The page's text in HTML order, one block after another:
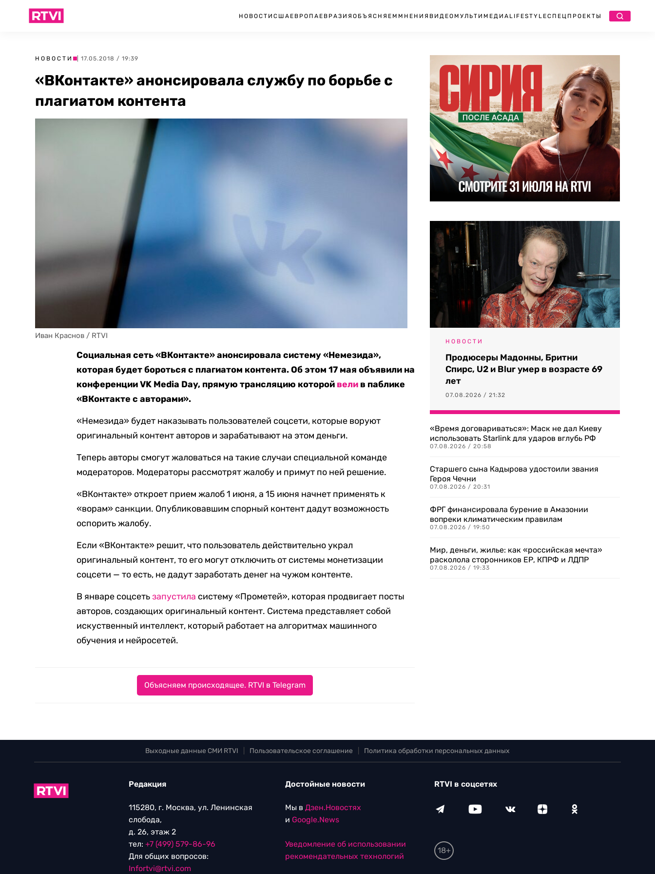
НОВОСТИ США ЕВРОПА ЕВРАЗИЯ ОБЪЯСНЯЕМ МНЕНИЯ ВИДЕО МУЛЬТИМЕДИА LIFESTYLEСПЕЦПРОЕКТЫ
НОВОСТИ | 17.05.2018 / 19:39
«ВКонтакте» анонсировала службу по борьбе с
плагиатом контента
Иван Краснов / RTVI
Социальная сеть «ВКонтакте» анонсировала систему «Немезида»,
которая будет бороться с плагиатом контента. Об этом 17 мая объявили на
конференции VK Media Day, прямую трансляцию которой вели в паблике
«ВКонтакте с авторами».
«Немезида» будет наказывать пользователей соцсети, которые воруют
оригинальный контент авторов и зарабатывают на этом деньги.
Теперь авторы смогут жаловаться на такие случаи специальной команде
модераторов. Модераторы рассмотрят жалобу и примут по ней решение.
«ВКонтакте» откроет прием жалоб 1 июня, а 15 июня начнет применять к
«ворам» санкции. Опубликовавшим спорный контент дадут возможность
оспорить жалобу.
Если «ВКонтакте» решит, что пользователь действительно украл
оригинальный контент, то его могут отключить от системы монетизации
соцсети — то есть, не дадут заработать денег на чужом контенте.
В январе соцсетьзапустила систему «Прометей», которая продвигает посты
авторов, создающих оригинальный контент. Система представляет собой
искуственный интеллект, который работает на алгоритмах машинного
обучения и нейросетей.
Объясняем происходящее. RTVI в Telegram
НОВОСТИ
Продюсеры Мадонны, Бритни
Спирс, U2 и Blur умер в возрасте 69
лет
07.08.2026 / 21:32
«Время договариваться»: Маск не дал Киеву
использовать Starlink для ударов вглубь РФ
07.08.2026 / 20:58
Старшего сына Кадырова удостоили звания
Героя Чечни
07.08.2026 / 20:31
ФРГ финансировала бурение в Амазонии
вопреки климатическим правилам
07.08.2026 / 19:50
Мир, деньги, жилье: как «российская мечта»
расколола сторонников ЕР, КПРФ и ЛДПР
07.08.2026 / 19:33
Выходные данные СМИ RTVI Пользовательское соглашение Политика обработки персональных данных
Редакция
115280, г. Москва, ул. Ленинская
слобода,
д. 26, этаж 2
тел: +7 (499) 579-86-96
Для общих вопросов:
Infortvi@rtvi.com
Достойные новости
Мы в Дзен.Новостях
и Google.News
Уведомление об использовании
рекомендательных технологий
RTVI в соцсетях
18+